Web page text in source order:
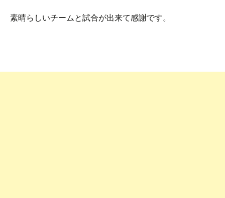
素晴らしいチームと試合が出来て感謝です。